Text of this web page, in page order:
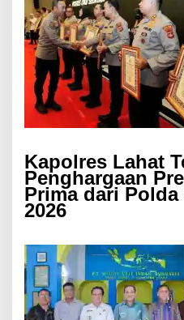
Kapolres Lahat
Penghargaan
Prima dari
2026